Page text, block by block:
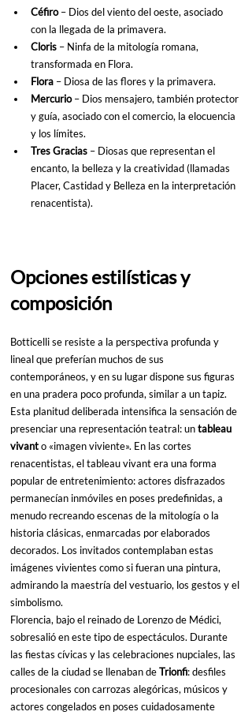
Céfiro – Dios del viento del oeste, asociado
con la llegada de la primavera.
Cloris – Ninfa de la mitología romana,
transformada en Flora.
Flora – Diosa de las flores y la primavera.
Mercurio – Dios mensajero, también protector
y guía, asociado con el comercio, la elocuencia
y los límites.
Tres Gracias – Diosas que representan el
encanto, la belleza y la creatividad (llamadas
Placer, Castidad y Belleza en la interpretación
renacentista).
Opciones estilísticas y
composición
Botticelli se resiste a la perspectiva profunda y
lineal que preferían muchos de sus
contemporáneos, y en su lugar dispone sus figuras
en una pradera poco profunda, similar a un tapiz.
Esta planitud deliberada intensifica la sensación de
presenciar una representación teatral: un tableau
vivant o «imagen viviente». En las cortes
renacentistas, el tableau vivant era una forma
popular de entretenimiento: actores disfrazados
permanecían inmóviles en poses predefinidas, a
menudo recreando escenas de la mitología o la
historia clásicas, enmarcadas por elaborados
decorados. Los invitados contemplaban estas
imágenes vivientes como si fueran una pintura,
admirando la maestría del vestuario, los gestos y el
simbolismo.
Florencia, bajo el reinado de Lorenzo de Médici,
sobresalió en este tipo de espectáculos. Durante
las fiestas cívicas y las celebraciones nupciales, las
calles de la ciudad se llenaban de Trionfi: desfiles
procesionales con carrozas alegóricas, músicos y
actores congelados en poses cuidadosamente